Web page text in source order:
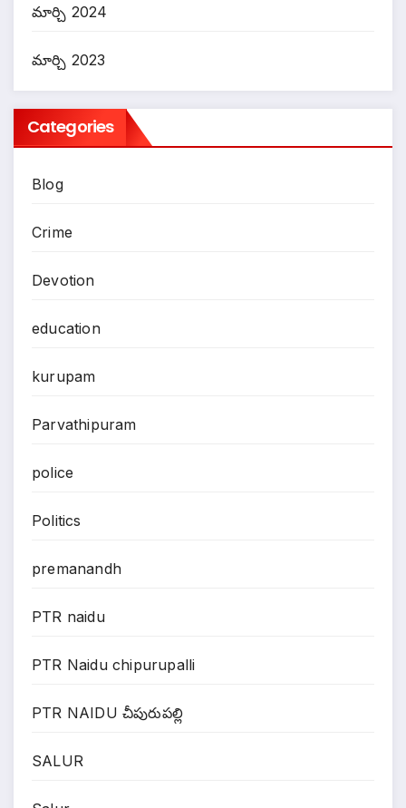
మార్చి 2024
మార్చి 2023
Categories
Blog
Crime
Devotion
education
kurupam
Parvathipuram
police
Politics
premanandh
PTR naidu
PTR Naidu chipurupalli
PTR NAIDU చీపురుపల్లి
SALUR